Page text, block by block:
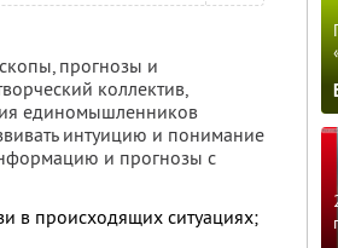
прогнозы и
коллектив,
единомышленников
интуицию и понимание
и прогнозы с
в происходящих ситуациях;